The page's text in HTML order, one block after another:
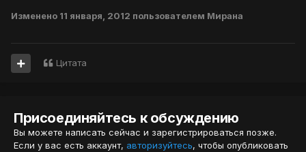
Изменено 11 января, 2012 пользователем Мирана
Цитата
Присоединяйтесь к обсуждению
Вы можете написать сейчас и зарегистрироваться позже.
Если у вас есть аккаунт, авторизуйтесь, чтобы опубликовать